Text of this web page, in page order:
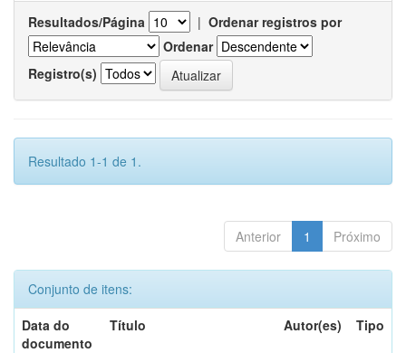
Resultados/Página | Ordenar registros por
Ordenar
Registro(s)
Resultado 1-1 de 1.
Anterior 1 Próximo
Conjunto de itens:
Data do
documento
Título Autor(es) Tipo